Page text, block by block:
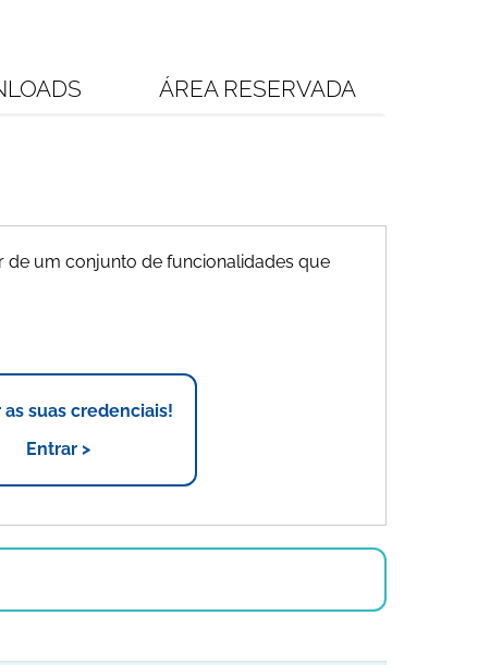
ÁREA RESERVADA
de um conjunto de funcionalidades que
as suas credenciais!
Entrar >